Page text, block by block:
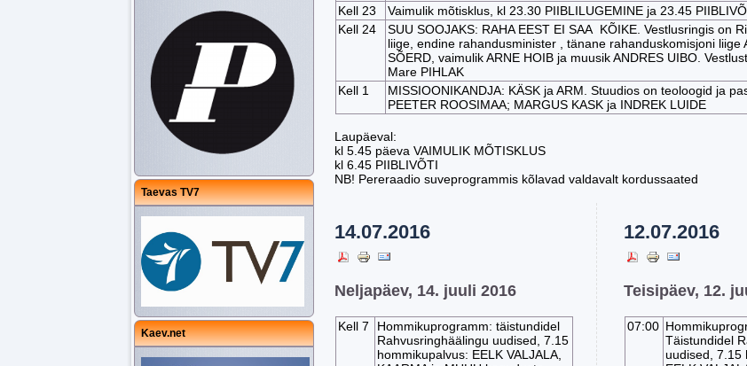
Taevas TV7
Kaev.net
Kell 23
Vaimulik mõtisklus, kl 23.30 PIIBLILUGEMINE ja 23.45
Kell 24
SUU SOOJAKS: RAHA EEST EI SAA KÕIKE. Vestlusringis on
liige, endine rahandusminister , tänane rahanduskomisjoni liige
SÕERD, vaimulik ARNE HOIB ja muusik ANDRES UIBO.
Mare PIHLAK
Kell 1
MISSIOONIKANDJA: KÄSK ja ARM. Stuudios on teoloogid ja
PEETER ROOSIMAA; MARGUS KASK ja INDREK LUIDE
Laupäeval:
kl 5.45 päeva VAIMULIK MÕTISKLUS
kl 6.45 PIIBLIVÕTI
NB! Pereraadio suveprogrammis kõlavad valdavalt kordussaated
14.07.2016
Neljapäev, 14. juuli 2016
Kell 7
Hommikuprogramm: täistundidel
Rahvusringhäälingu uudised, 7.15
hommikupalvus: EELK VALJALA,
12.07.2016
Teisipäev, 12.
07:00
Täistundidel
uudised, 7.15